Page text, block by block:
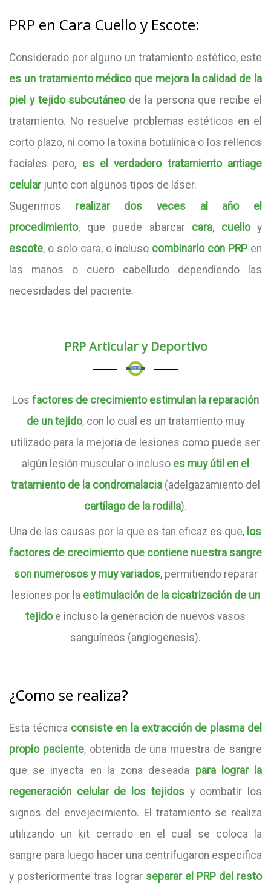
PRP en Cara Cuello y Escote:
Considerado por alguno un tratamiento estético, este
es un tratamiento médico que mejora la calidad de la
piel y tejido subcutáneode la persona que recibe el
tratamiento. No resuelve problemas estéticos en el
corto plazo, ni como la toxina botulínica o los rellenos
faciales pero, es el verdadero tratamiento antiage
celularjunto con algunos tipos de láser.
Sugerimos realizar dos veces al año el
procedimiento, que puede abarcar cara, cuelloy
escote, o solo cara, o incluso combinarlo con PRP en
las manos o cuero cabelludo dependiendo las
necesidades del paciente.
PRP Articular y Deportivo
Los factores de crecimiento estimulan la reparación
de un tejido, con lo cual es un tratamiento muy
utilizado para la mejoría de lesiones como puede ser
algún lesión muscular o incluso es muy útil en el
tratamiento de la condromalacia (adelgazamiento del
cartílago de la rodilla).
Una de las causas por la que es tan eficaz es que, los
factores de crecimiento que contiene nuestra sangre
son numerosos y muy variados, permitiendo reparar
lesiones por la estimulación de la cicatrización de un
tejidoe incluso la generación de nuevos vasos
sanguíneos (angiogenesis).
¿Como se realiza?
Esta técnica consiste en la extracción de plasma del
propio paciente, obtenida de una muestra de sangre
que se inyecta en la zona deseada para lograr la
regeneración celular de los tejidosy combatir los
signos del envejecimiento. El tratamiento se realiza
utilizando un kit cerrado en el cual se coloca la
sangre para luego hacer una centrifugaron especifica
y posteriormente tras lograr separar el PRP del resto